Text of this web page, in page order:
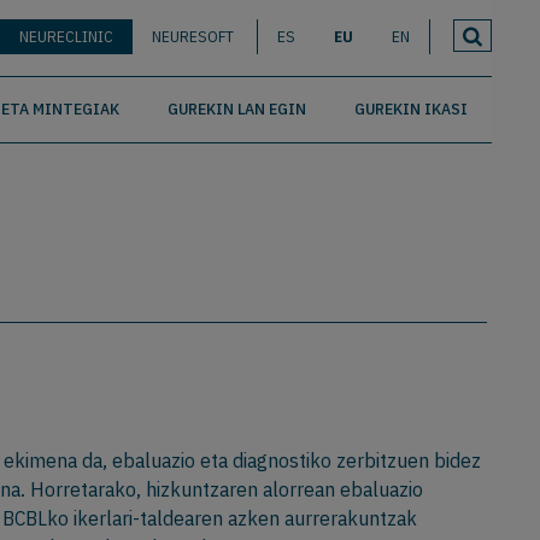
NEURECLINIC NEURESOFT ES EU EN
MINTEGIAK GUREKIN LAN EGIN GUREKIN IKASI
da, ebaluazio eta diagnostiko zerbitzuen bidez
Horretarako, hizkuntzaren alorrean ebaluazio
ikerlari-taldearen azken aurrerakuntzak